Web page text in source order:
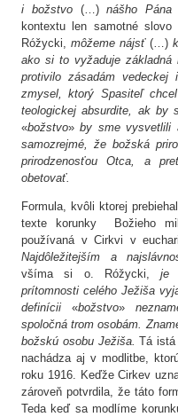
i božstvo (…)nášho Pána
kontextu len samotné slovo
Róžycki, môžeme nájsť (…)
ako si to vyžaduje
protivilo zásadám vedeckej
zmysel, ktorý Spasiteľ
teologickej absurdite, ak by
«božstvo» by sme vysvetlili
samozrejmé, že božská
prirodzenosťou Otca, a
obetovať.
Formula, kvôli ktorej
texte korunky Božieho
používaná v Cirkvi v
Najdôležitejším a
všíma si o. Róžycki,je
prítomnosti celého Ježiša
definícii «božstvo»
spoločná trom osobám.
božskú osobu Ježiša. Tá istá
nachádza aj v modlitbe,
roku 1916. Keďže Cirkev
zároveň potvrdila, že táto
Teda keď sa modlíme